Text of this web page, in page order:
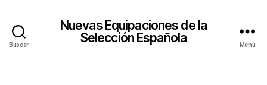
Buscar
Nuevas Equipaciones de la
Selección Española
Menú